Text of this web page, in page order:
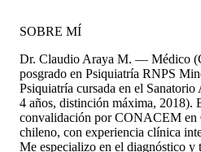
SOBRE MÍ
Dr. Claudio Araya M. — Médico
posgrado en Psiquiatría RNPS
Psiquiatría cursada en el
4 años, distinción máxima, 2018).
convalidación por CONACEM en
chileno, con experiencia clínica
Me especializo en el diagnóstico